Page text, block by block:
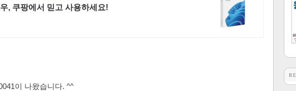
, 쿠팡에서 믿고 사용하세요!
이 나왔습니다. ^^